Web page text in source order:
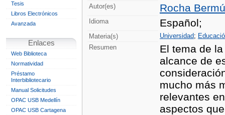
Tesis
Libros Electrónicos
Avanzada
Enlaces
Web Biblioteca
Normatividad
Préstamo
Interbibliotecario
Manual Solicitudes
OPAC USB Medellín
OPAC USB Cartagena
Autor(es) Rocha
Idioma Español;
Materia(s) Universidad;
Resumen
El tema de
alcance de
mucho más
relevantes
aspectos